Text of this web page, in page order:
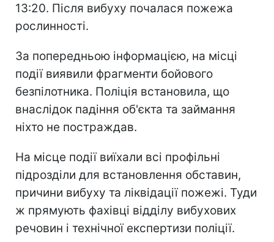
13:20. Після вибуху почалася пожежа
рослинності.
За попередньою інформацією, на місці
події виявили фрагменти бойового
безпілотника. Поліція встановила, що
внаслідок падіння об'єкта та займання
ніхто не постраждав.
На місце події виїхали всі профільні
підрозділи для встановлення обставин,
причини вибуху та ліквідації пожежі. Туди
ж прямують фахівці відділу вибухових
речовин і технічної експертизи поліції.